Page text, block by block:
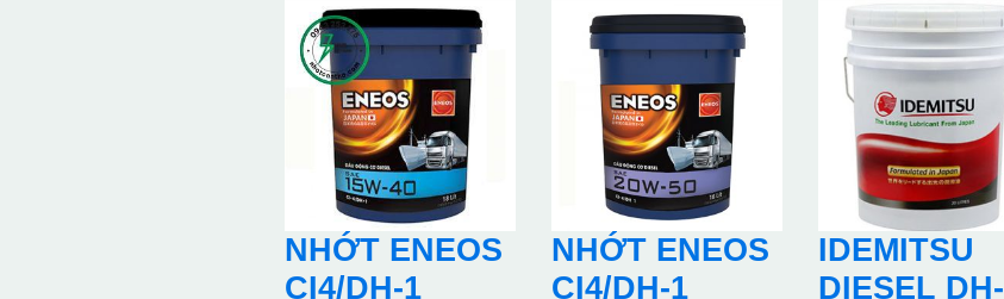
NHỚT ENEOS
CI4/DH-1
NHỚT ENEOS
CI4/DH-1
IDEMITSU
DIESEL DH-